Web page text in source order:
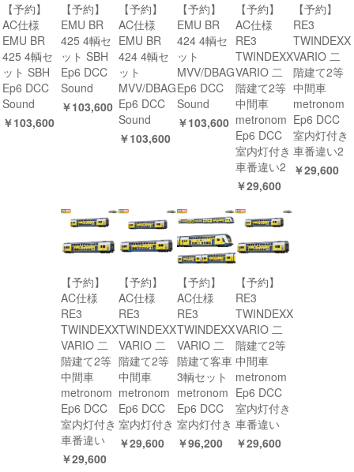
【予約】
AC仕様
EMU BR
425 4輌セ
ット SBH
Ep6 DCC
Sound
￥103,600
【予約】
EMU BR
425 4輌セ
ット SBH
Ep6 DCC
Sound
￥103,600
【予約】
AC仕様
EMU BR
424 4輌セ
ット
MVV/DBAG
Ep6 DCC
Sound
￥103,600
【予約】
EMU BR
424 4輌セ
ット
MVV/DBAG
Ep6 DCC
Sound
￥103,600
【予約】
AC仕様
RE3
TWINDEXX
VARIO 二
階建て2等
中間車
metronom
Ep6 DCC
室内灯付き
車番違い2
￥29,600
【予約】
RE3
TWINDEXX
VARIO 二
階建て2等
中間車
metronom
Ep6 DCC
室内灯付き
車番違い2
￥29,600
【予約】
AC仕様
RE3
TWINDEXX
VARIO 二
階建て2等
中間車
metronom
Ep6 DCC
室内灯付き
車番違い
￥29,600
【予約】
AC仕様
RE3
TWINDEXX
VARIO 二
階建て2等
中間車
metronom
Ep6 DCC
室内灯付き
￥29,600
【予約】
AC仕様
RE3
TWINDEXX
VARIO 二
階建て客車
3輌セット
metronom
Ep6 DCC
室内灯付き
￥96,200
【予約】
RE3
TWINDEXX
VARIO 二
階建て2等
中間車
metronom
Ep6 DCC
室内灯付き
車番違い
￥29,600